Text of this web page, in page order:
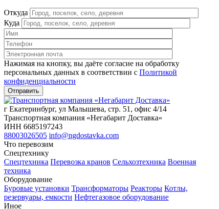
Откуда
Куда
Нажимая на кнопку, вы даёте согласие на обработку
персональных данных в соответствии c Политикой
конфиденциальности
г Екатеринбург, ул Малышева, стр. 51, офис 4/14
Транспортная компания «Негабарит Доставка»
ИНН 6685197243
88003026505 info@ngdostavka.com
Что перевозим
Спецтехнику
Спецтехника Перевозка кранов Сельхозтехника Военная
техника
Оборудование
Буровые установки Трансформаторы Реакторы Котлы,
резервуары, емкости Нефтегазовое оборудование
Иное